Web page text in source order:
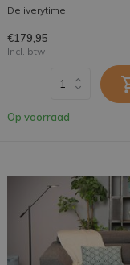
Deliverytime
€179,95
Incl. btw
Op voorraad